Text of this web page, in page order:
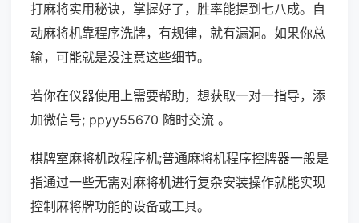
打麻将实用秘诀，掌握好了，胜率能提到七八成。自
动麻将机靠程序洗牌，有规律，就有漏洞。如果你总
输，可能就是没注意这些细节。
若你在仪器使用上需要帮助，想获取一对一指导，添
加微信号; ppyy55670 随时交流 。
棋牌室麻将机改程序机;普通麻将机程序控牌器一般是
指通过一些无需对麻将机进行复杂安装操作就能实现
控制麻将牌功能的设备或工具。